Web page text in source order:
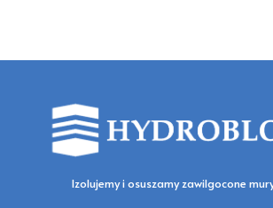
Izolujemy i osuszamy zawilgocone